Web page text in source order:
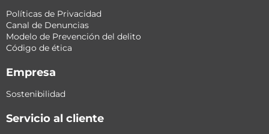
Políticas de Privacidad
Canal de Denuncias
Modelo de Prevención del delito
Código de ética
Empresa
Sostenibilidad
Servicio al cliente